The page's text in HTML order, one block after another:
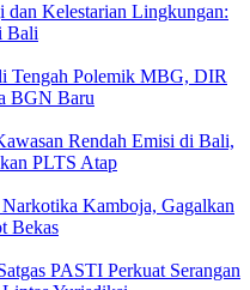
dan Kelestarian Lingkungan:
Bali
Tengah Polemik MBG, DIR
BGN Baru
Rendah Emisi di Bali,
PLTS Atap
Kamboja, Gagalkan
Bekas
PASTI Perkuat Serangan